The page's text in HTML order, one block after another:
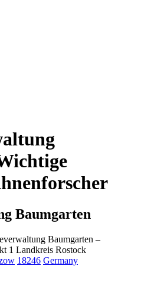
Baumgarten
Baumgarten –
1 Landkreis Rostock
18246 Germany